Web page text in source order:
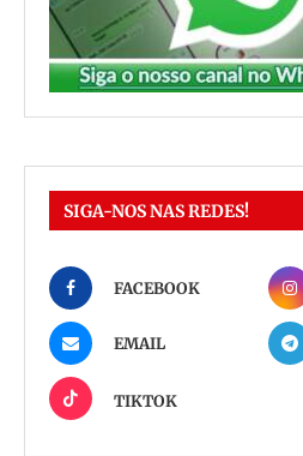
SIGA-NOS NAS REDES!
FACEBOOK
EMAIL
TIKTOK